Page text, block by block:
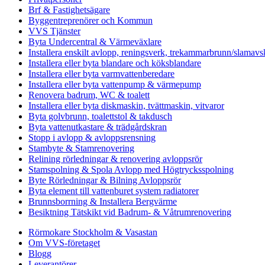
Brf & Fastighetsägare
Byggentreprenörer och Kommun
VVS Tjänster
Byta Undercentral & Värmeväxlare
Installera enskilt avlopp, reningsverk, trekammarbrunn/
Installera eller byta blandare och köksblandare
Installera eller byta varmvattenberedare
Installera eller byta vattenpump & värmepump
Renovera badrum, WC & toalett
Installera eller byta diskmaskin, tvättmaskin, vitvaror
Byta golvbrunn, toalettstol & takdusch
Byta vattenutkastare & trädgårdskran
Stopp i avlopp & avloppsrensning
Stambyte & Stamrenovering
Relining rörledningar & renovering avloppsrör
Stamspolning & Spola Avlopp med Högtrycksspolning
Byte Rörledningar & Bilning Avloppsrör
Byta element till vattenburet system radiatorer
Brunnsborrning & Installera Bergvärme
Besiktning Tätskikt vid Badrum- & Våtrumrenovering
Rörmokare Stockholm & Vasastan
Om VVS-företaget
Blogg